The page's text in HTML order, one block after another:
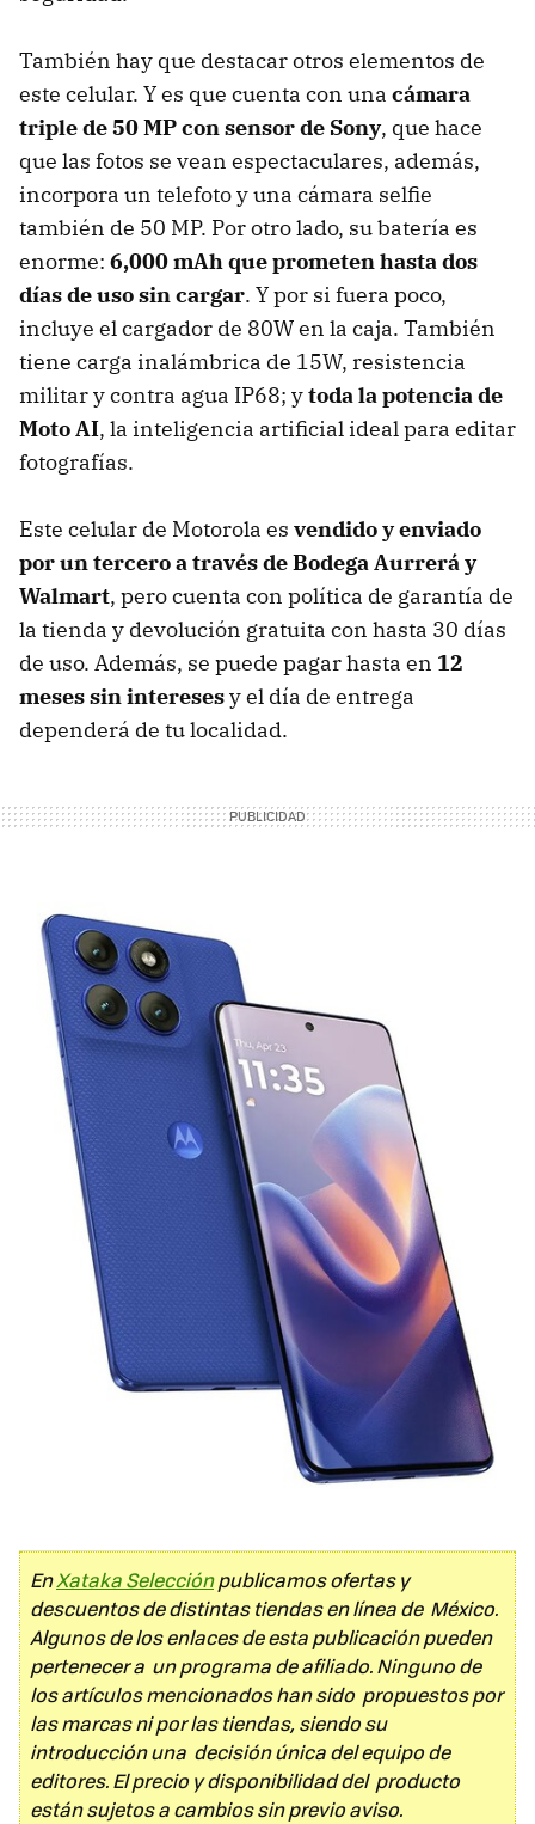
También hay que destacar otros elementos de
este celular. Y es que cuenta con una cámara
triple de 50 MP con sensor de Sony, que hace
que las fotos se vean espectaculares, además,
incorpora un telefoto y una cámara selfie
también de 50 MP. Por otro lado, su batería es
enorme: 6,000 mAh que prometen hasta dos
días de uso sin cargar. Y por si fuera poco,
incluye el cargador de 80W en la caja. También
tiene carga inalámbrica de 15W, resistencia
militar y contra agua IP68; ytoda la potencia de
Moto AI, la inteligencia artificial ideal para editar
fotografías.
Este celular de Motorola es vendido y enviado
por un tercero a través de Bodega Aurrerá y
Walmart, pero cuenta con política de garantía de
la tienda y devolución gratuita con hasta 30 días
de uso. Además, se puede pagar hasta en 12
meses sin interesesy el día de entrega
dependerá de tu localidad.
EnXataka Selecciónpublicamos ofertas y
descuentos de distintas tiendas en línea de México.
Algunos de los enlaces de esta publicación pueden
pertenecer a un programa de afiliado. Ninguno de
los artículos mencionados han sido propuestos por
las marcas ni por las tiendas, siendo su
introducción una decisión única del equipo de
editores. El precio y disponibilidad del producto
están sujetos a cambios sin previo aviso.